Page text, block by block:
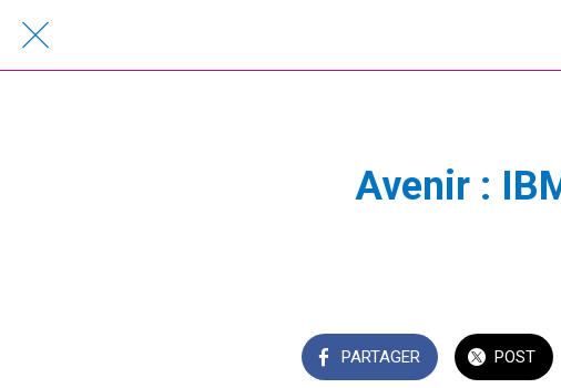
Avenir :
PARTAGER POST